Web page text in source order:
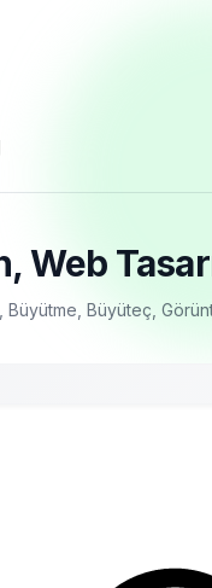
Web
Büyütme, Büyüteç,